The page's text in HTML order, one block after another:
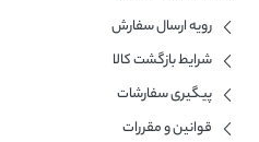
رویه ارسال سفارش
شرایط بازگشت کالا
پیگیری سفارشات
قوانین و مقررات